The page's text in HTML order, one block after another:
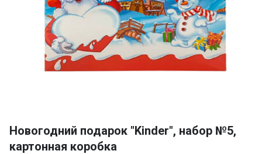
of
1
Новогодний подарок "Kinder", набор №5,
картонная коробка